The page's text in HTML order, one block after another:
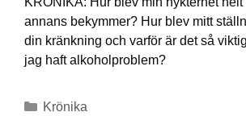
annans bekymmer? Hur blev mitt
din kränkning och varför är det så
jag haft alkoholproblem?
Krönika